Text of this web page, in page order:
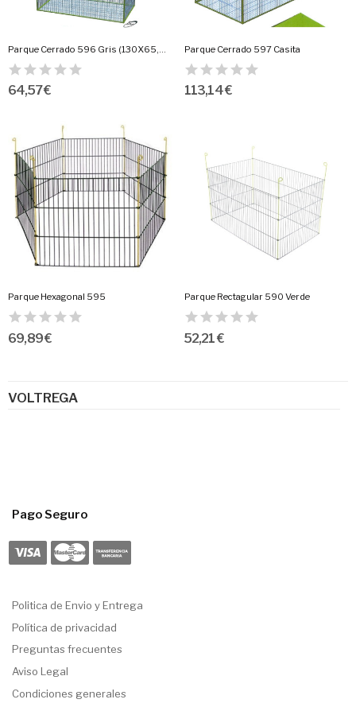
VOLTREGA
Parque Cerrado 596 Gris (130X65,5X54Cm.)
64,57 €
Parque Cerrado 597 Casita
113,14 €
Parque Hexagonal 595
69,89 €
Parque Rectagular 590 Verde
52,21 €
Pago Seguro
Politica de Envio y Entrega
Política de privacidad
Preguntas frecuentes
Aviso Legal
Condiciones generales